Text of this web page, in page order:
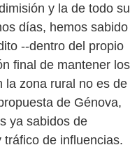
y la de todo su
días, hemos sabido
--dentro del propio
final de mantener los
la zona rural no es de
de Génova,
ya sabidos de
de influencias.